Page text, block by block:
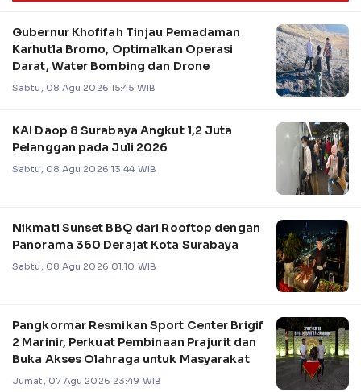
Gubernur Khofifah Tinjau Pemadaman
Karhutla Bromo, Optimalkan Operasi
Darat, Water Bombing dan Drone
Sabtu, 08 Agu 2026 15:45 WIB
KAI Daop 8 Surabaya Angkut 1,2 Juta
Pelanggan pada Juli 2026
Sabtu, 08 Agu 2026 13:44 WIB
Nikmati Sunset BBQ dari Rooftop dengan
Panorama 360 Derajat Kota Surabaya
Sabtu, 08 Agu 2026 01:10 WIB
Pangkormar Resmikan Sport Center Brigif
2 Marinir, Perkuat Pembinaan Prajurit dan
Buka Akses Olahraga untuk Masyarakat
Jumat, 07 Agu 2026 23:49 WIB